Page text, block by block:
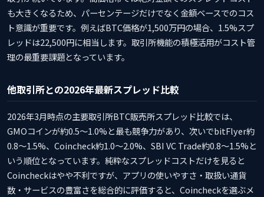
も大きくなるため、パーセンテージだけでなく金額ベースでのコス
ト意識が重要です。例えばBTC価格が1,500万円の場合、1.5%スプ
レッドは22,500円に相当します。取引所機能の積極活用がコスト管
理の最重要課題となっています。
他取引所との2026年最新スプレッド比較
2026年3月時点の主要取引所BTC販売所スプレッド比較では、
GMOコインが約0.5〜1.0%と最も競争力があり、次いでbitFlyer約
0.8〜1.5%、Coincheck約1.0〜2.0%、SBI VC Trade約0.8〜1.5%と
いう順位となっています。純粋なスプレッドコストだけを見ると
Coincheckはやや不利ですが、アプリの使いやすさ・取扱い通貨
数・サービスの豊富さを総合的に評価すると、Coincheckを選ぶメ